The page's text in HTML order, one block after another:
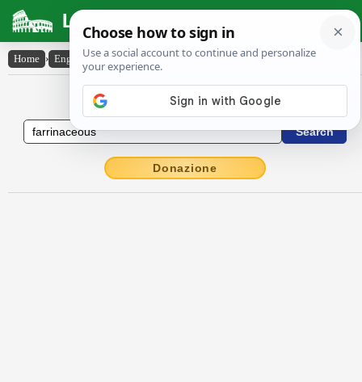
Latin Dictionary
Home › English-Latin › farrinaceous
English to Latin Dictionary
Donazione